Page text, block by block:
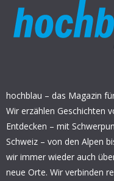
hochblau – das Magazin
Wir erzählen Geschichten
Entdecken – mit
Schweiz – von den Alpen
wir immer wieder auch
neue Orte. Wir verbinden